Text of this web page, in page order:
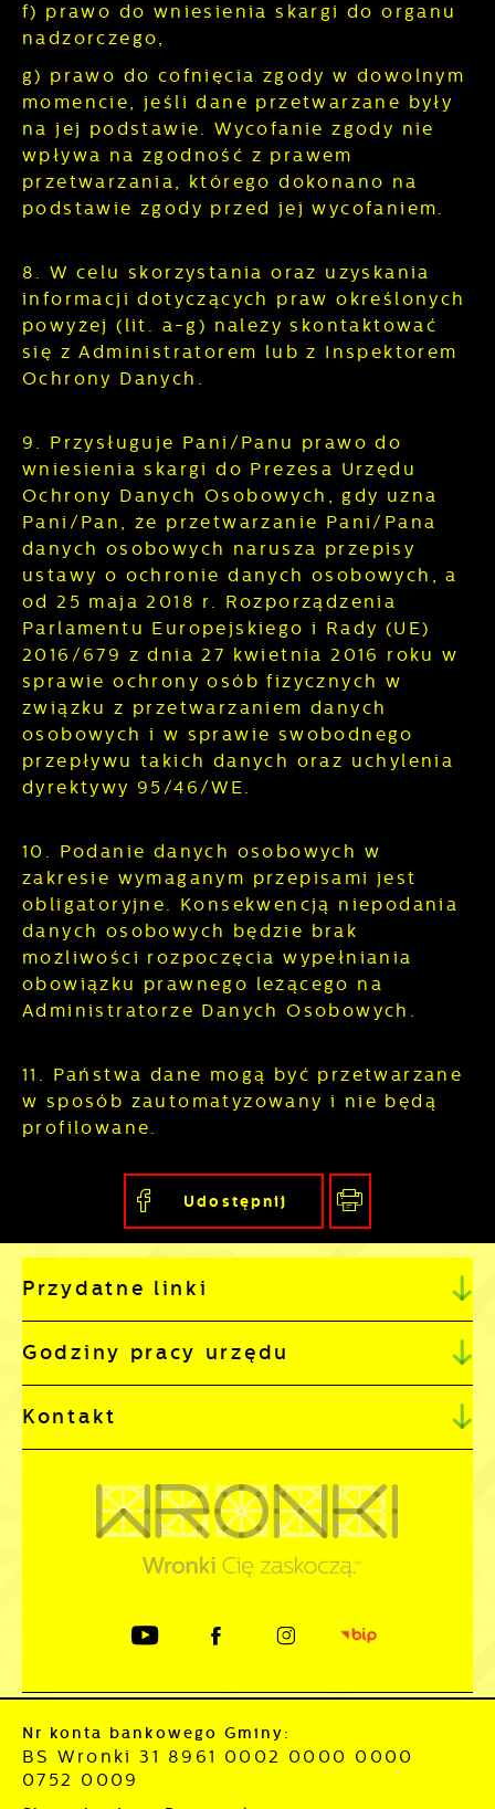
f) prawo do wniesienia skargi do organu
nadzorczego,
g) prawo do cofnięcia zgody w dowolnym
momencie, jeśli dane przetwarzane były
na jej podstawie. Wycofanie zgody nie
wpływa na zgodność z prawem
przetwarzania, którego dokonano na
podstawie zgody przed jej wycofaniem.
8. W celu skorzystania oraz uzyskania
informacji dotyczących praw określonych
powyżej (lit. a-g) należy skontaktować
się z Administratorem lub z Inspektorem
Ochrony Danych.
9. Przysługuje Pani/Panu prawo do
wniesienia skargi do Prezesa Urzędu
Ochrony Danych Osobowych, gdy uzna
Pani/Pan, że przetwarzanie Pani/Pana
danych osobowych narusza przepisy
ustawy o ochronie danych osobowych, a
od 25 maja 2018 r. Rozporządzenia
Parlamentu Europejskiego i Rady (UE)
2016/679 z dnia 27 kwietnia 2016 roku w
sprawie ochrony osób fizycznych w
związku z przetwarzaniem danych
osobowych i w sprawie swobodnego
przepływu takich danych oraz uchylenia
dyrektywy 95/46/WE.
10. Podanie danych osobowych w
zakresie wymaganym przepisami jest
obligatoryjne. Konsekwencją niepodania
danych osobowych będzie brak
możliwości rozpoczęcia wypełniania
obowiązku prawnego leżącego na
Administratorze Danych Osobowych.
11. Państwa dane mogą być przetwarzane
w sposób zautomatyzowany i nie będą
profilowane.
Udostępnij
Przydatne linki
Godziny pracy urzędu
Kontakt
Nr konta bankowego Gminy:
BS Wronki 31 8961 0002 0000 0000
0752 0009